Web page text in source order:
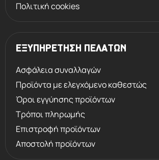
Πολιτική cookies
ΕΞΥΠΗΡΕΤΗΣΗ ΠΕΛΑΤΩΝ
Ασφάλεια συναλλαγών
Προϊόντα με ελεγχόμενο καθεστώς
Όροι εγγύησης προϊόντων
Τρόποι πληρωμής
Επιστροφή προϊόντων
Αποστολή προϊόντων